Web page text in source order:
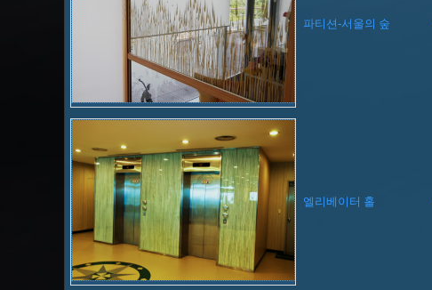
파티션-서울의 숲
엘리베이터 홀